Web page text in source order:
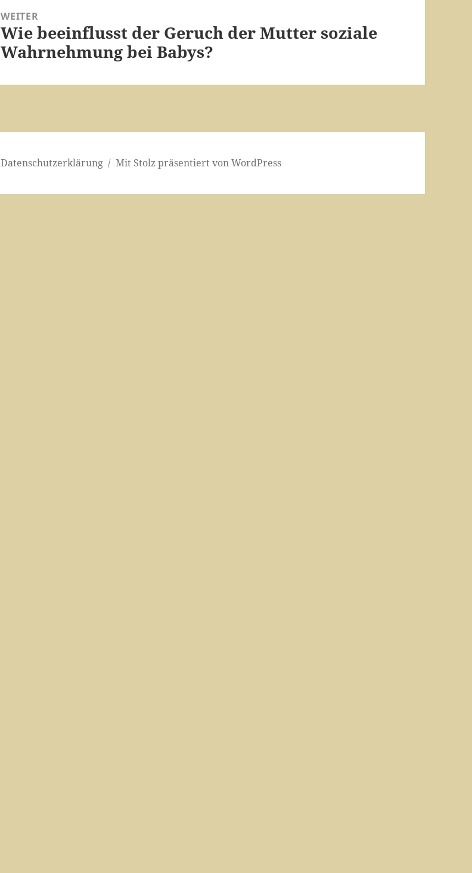
WEITER
Nächster
Beitrag:
Wie beeinflusst der Geruch der Mutter soziale
Wahrnehmung bei Babys?
Datenschutzerklärung Mit Stolz präsentiert von WordPress